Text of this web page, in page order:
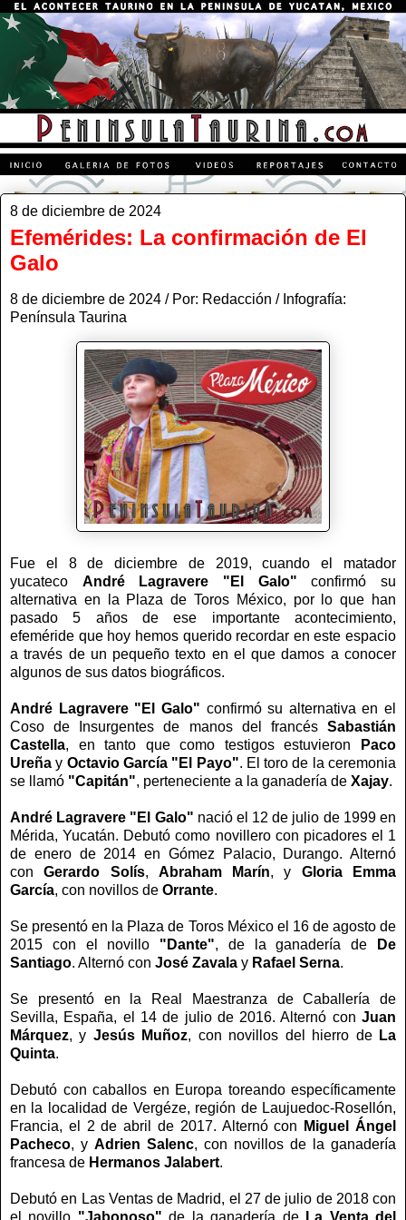
8 de diciembre de 2024
Efemérides: La confirmación de El
Galo
8 de diciembre de 2024 / Por: Redacción / Infografía:
Península Taurina
Fue el 8 de diciembre de 2019, cuando el matador
yucateco André Lagravere "El Galo" confirmó su
alternativa en la Plaza de Toros México, por lo que han
pasado 5 años de ese importante acontecimiento,
efeméride que hoy hemos querido recordar en este espacio
a través de un pequeño texto en el que damos a conocer
algunos de sus datos biográficos.
André Lagravere "El Galo" confirmó su alternativa en el
Coso de Insurgentes de manos del francés Sabastián
Castella, en tanto que como testigos estuvieron
Paco
Ureñay Octavio García "El Payo". El toro de la ceremonia
se llamó "Capitán", perteneciente a la ganadería de Xajay.
André Lagravere "El Galo" nació el 12 de julio de 1999 en
Mérida, Yucatán. Debutó como novillero con picadores el 1
de enero de 2014 en Gómez Palacio, Durango. Alternó
conGerardo Solís, Abraham Marín, y Gloria Emma
García, con novillos de Orrante.
Se presentó en la Plaza de Toros México el 16 de agosto de
2015 con el novillo "Dante", de la ganadería de De
Santiago. Alternó con José Zavala y Rafael Serna.
Se presentó en la Real Maestranza de Caballería de
Sevilla, España, el 14 de julio de 2016. Alternó con Juan
Márquez, y Jesús Muñoz, con novillos del hierro de La
Quinta.
Debutó con caballos en Europa toreando específicamente
en la localidad de Vergéze, región de Laujuedoc-Rosellón,
Francia, el 2 de abril de 2017. Alternó con
Miguel Ángel
Pacheco, y Adrien Salenc, con novillos de la ganadería
francesa de Hermanos Jalabert.
Debutó en Las Ventas de Madrid, el 27 de julio de 2018 con
el novillo "Jabonoso"de la ganadería de La Venta del